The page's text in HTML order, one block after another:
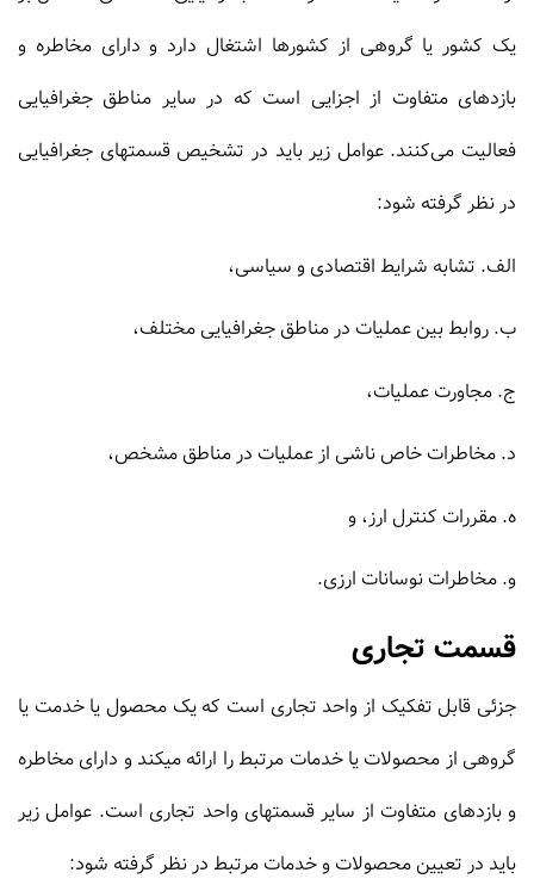
یک کشور یا گروهى از کشورها اشتغال دارد و داراى مخاطره و
بازده‏اى متفاوت از اجزایى است که در سایر مناطق جغرافیایى
فعالیت می‌کنند. عوامل زیر باید در تشخیص قسمتهاى جغرافیایى
در نظر گرفته شود:
الف. تشابه شرایط اقتصادى و سیاسى،
ب. روابط بین عملیات در مناطق جغرافیایى مختلف،
ج. مجاورت عملیات،
د. مخاطرات خاص ناشى از عملیات در مناطق مشخص،
ه. مقررات کنترل ارز، و
و. مخاطرات نوسانات ارزى.
قسمت تجاری
جزئى قابل تفکیک از واحد تجارى است که یک محصول یا خدمت یا
گروهى از محصولات یا خدمات مرتبط را ارائه میکند و داراى مخاطره
و بازده‏اى متفاوت از سایر قسمتهاى واحد تجارى است. عوامل زیر
باید در تعیین محصولات و خدمات مرتبط در نظر گرفته شود: